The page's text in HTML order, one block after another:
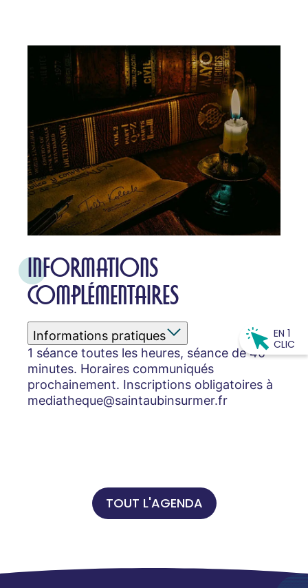
INFORMATIONS
COMPLÉMENTAIRES
Informations pratiques
1 séance toutes les heures, séance de 40
minutes. Horaires communiqués
prochainement. Inscriptions obligatoires à
mediatheque@saintaubinsurmer.fr
TOUT L'AGENDA
EN 1
CLIC